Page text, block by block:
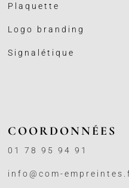
Plaquette
Logo branding
Signalétique
COORDONNÉES
01 78 95 94 91
info@com-